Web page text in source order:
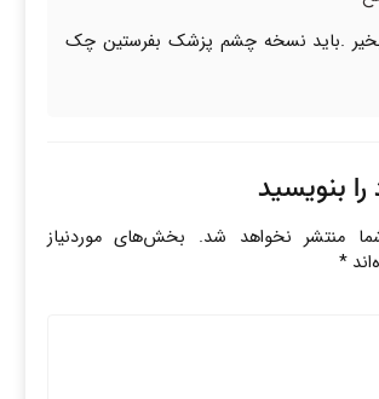
.باید نسخه چشم پزشک بفرستین چک
بنویسید
منتشر نخواهد شد. بخش‌های موردنیاز
*